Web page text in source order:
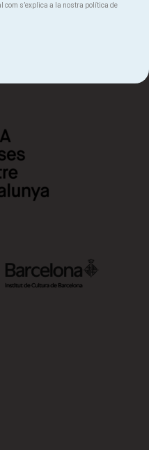
TE
com s’explica a la nostra política de